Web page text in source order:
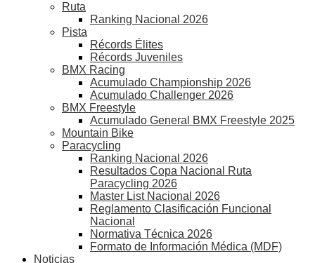
Ruta
Ranking Nacional 2026
Pista
Récords Élites
Récords Juveniles
BMX Racing
Acumulado Championship 2026
Acumulado Challenger 2026
BMX Freestyle
Acumulado General BMX Freestyle 2025
Mountain Bike
Paracycling
Ranking Nacional 2026
Resultados Copa Nacional Ruta
Paracycling 2026
Master List Nacional 2026
Reglamento Clasificación Funcional
Nacional
Normativa Técnica 2026
Formato de Información Médica (MDF)
Noticias